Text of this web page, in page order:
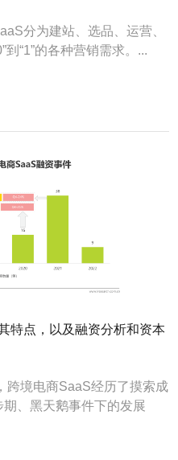
分为建站、选品、运营、
“1”的各种营销需求。...
特点，以及融资分析和资本
跨境电商SaaS经历了摸索成
、黑天鹅事件下的发展